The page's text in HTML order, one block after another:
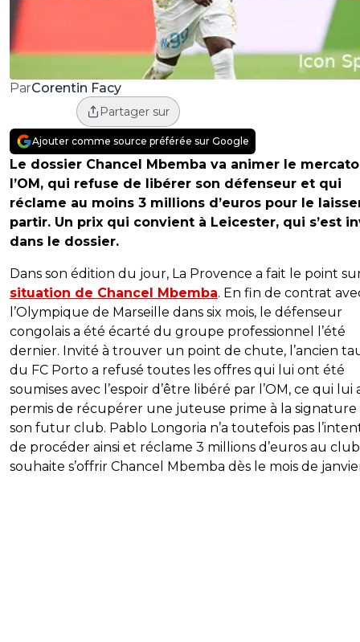
ParCorentin Facy
Partager sur
Ajouter comme source préférée sur Google
Le dossier Chancel Mbemba va animer le
l’OM, qui refuse de libérer son défenseur et qui
réclame au moins 3 millions d’euros pour le
partir. Un prix qui convient à Leicester, qui s’est
dans le dossier.
Dans son édition du jour, La Provence a fait le point
situation de Chancel Mbemba. En fin de contrat
l’Olympique de Marseille dans six mois, le défenseur
congolais a été écarté du groupe professionnel l’été
dernier. Invité à trouver un point de chute, l’ancien
du FC Porto a refusé toutes les offres qui lui ont été
soumises avec l’espoir d’être libéré par l’OM, ce qui lui
permis de récupérer une juteuse prime à la signature
son futur club. Pablo Longoria n’a toutefois pas
de procéder ainsi et réclame 3 millions d’euros au
souhaite s’offrir Chancel Mbemba dès le mois de